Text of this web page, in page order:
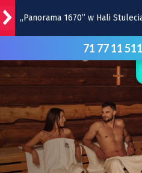
„Panorama 1670” w Hali
Raport inwestycyjny z
Pyszne sery, wspaniałe
W Rynku trwa Wrocławska Feta
Wrocławska Potańcówka w
Remont torów na Stawowej i
sierpnia zmiany dla kierowców
71 77 11 511